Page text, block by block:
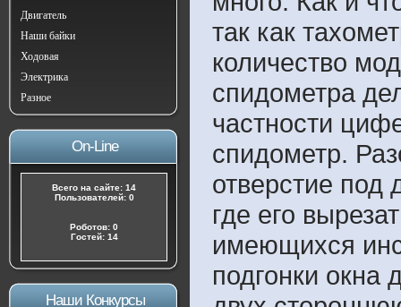
Двигатель
Наши байки
Ходовая
Электрика
Разное
On-Line
Всего на сайте: 14
Пользователей: 0
Роботов: 0
Гостей: 14
Наши Конкурсы
так как
количество
спидометра
частности
спидометр.
отверстие под
где его
имеющихся
подгонки окна